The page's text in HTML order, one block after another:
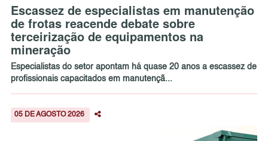
Escassez de especialistas em manutenção
de frotas reacende debate sobre
terceirização de equipamentos na
mineração
Especialistas do setor apontam há quase 20 anos a escassez de
profissionais capacitados em manutençã...
05 DE AGOSTO 2026